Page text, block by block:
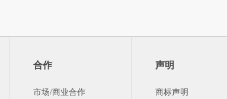
合作
市场/商业合作
声明
商标声明